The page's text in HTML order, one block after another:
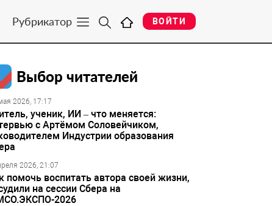
Рубрикатор ВОЙТИ
Выбор читателей
2026, 17:17
ученик, ИИ – что меняется:
с Артёмом Соловейчиком,
Индустрии образования
2026, 21:07
помочь воспитать автора своей жизни,
на сессии Сбера на
2026